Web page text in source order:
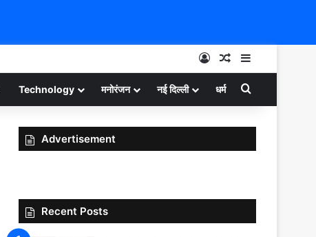
Log InRandom Article
Sidebar
Technology मनोरंजन नई दिल्ली धर्म Search for
Advertisement
Recent Posts